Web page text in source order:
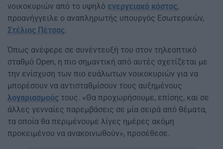
νοικοκυριών από το υψηλό ενεργειακό κόστος,
προανήγγειλε ο αναπληρωτής υπουργός Εσωτερικών,
Στέλιος Πέτσας.
Όπως ανέφερε σε συνέντευξή του στον τηλεοπτικό
σταθμό Open, η πιο σημαντική από αυτές σχετίζεται με
την ενίσχυση των πιο ευάλωτων νοικοκυριών για να
μπορέσουν να αντισταθμίσουν τους αυξημένους
λογαριασμούς τους. «Θα προχωρήσουμε, επίσης, και σε
άλλες γενναίες παρεμβάσεις σε μία σειρά από θέματα,
τα οποία θα περιμένουμε λίγες ημέρες ακόμη
προκειμένου να ανακοινωθούν», πρoσέθεσε.